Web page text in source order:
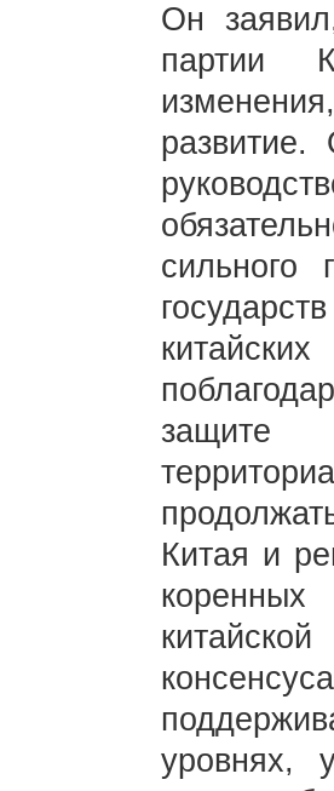
Он
партии
сильного
защите
Китая и
коренных
уровнях,